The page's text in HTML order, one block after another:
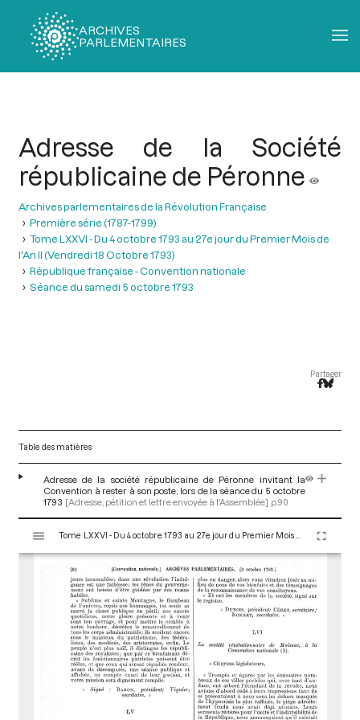
ARCHIVES
PARLEMENTAIRES
Adresse de la Société
républicaine de Péronne
Archives parlementaires de la Révolution Française
Première série (1787-1799)
Tome LXXVI - Du 4 octobre 1793 au 27e jour du Premier Mois de
l'An II (Vendredi 18 Octobre 1793)
République française - Convention nationale
Séance du samedi 5 octobre 1793
Partager
Table des matières
Adresse de la société républicaine de Péronne invitant la
Convention à rester à son poste, lors de la séance du 5 octobre
1793 [Adresse, pétition et lettre envoyée à l’Assemblée] p.90
s